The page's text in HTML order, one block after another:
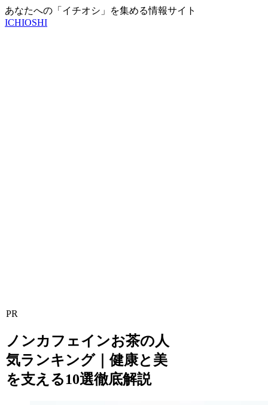
あなたへの「イチオシ」を集める情報サイト
ICHIOSHI
PR
ノンカフェインお茶の人
気ランキング｜健康と美
を支える10選徹底解説